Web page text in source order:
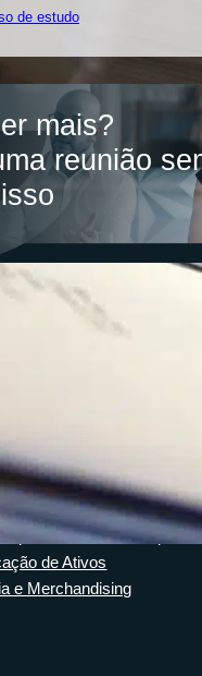
de estudo
mais?
reunião
de inventário
de Software Enterprise
para a cadeia de
de Ativos
e Merchandising